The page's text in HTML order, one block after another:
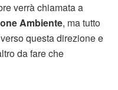
verrà chiamata a
Ambiente, ma tutto
questa direzione e
da fare che